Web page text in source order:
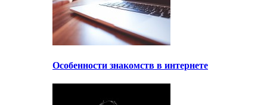
Особенности знакомств в интернете